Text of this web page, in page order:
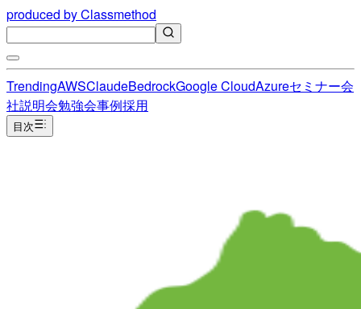
produced by Classmethod
TrendingAWSClaudeBedrockGoogle CloudAzureセミナー会
社説明会勉強会事例採用
目次